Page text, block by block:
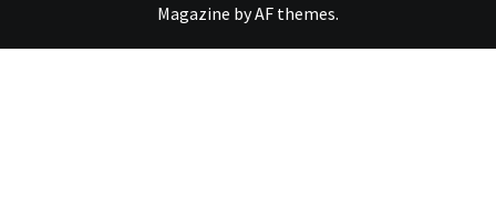
Magazine byAF themes.